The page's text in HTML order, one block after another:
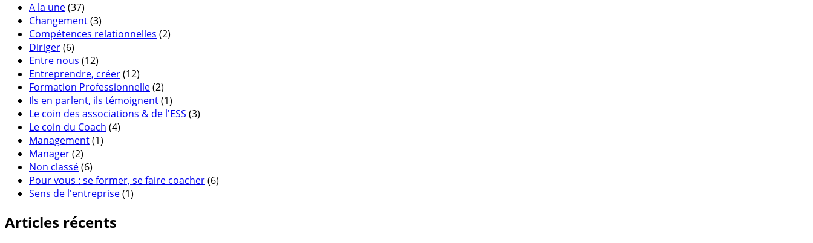
A la une(37)
Changement(3)
Compétences relationnelles (2)
Diriger(6)
Entre nous (12)
Entreprendre, créer(12)
Formation Professionnelle(2)
Ils en parlent, ils témoignent(1)
Le coin des associations & de l'ESS (3)
Le coin du Coach (4)
Management(1)
Manager(2)
Non classé(6)
Pour vous : se former, se faire coacher(6)
Sens de l'entreprise(1)
Articles récents